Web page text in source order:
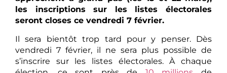
les inscriptions sur les listes électorales
seront closes ce vendredi 7 février.
Il sera bientôt trop tard pour y penser. Dès
vendredi 7 février, il ne sera plus possible de
s’inscrire sur les listes électorales. À chaque